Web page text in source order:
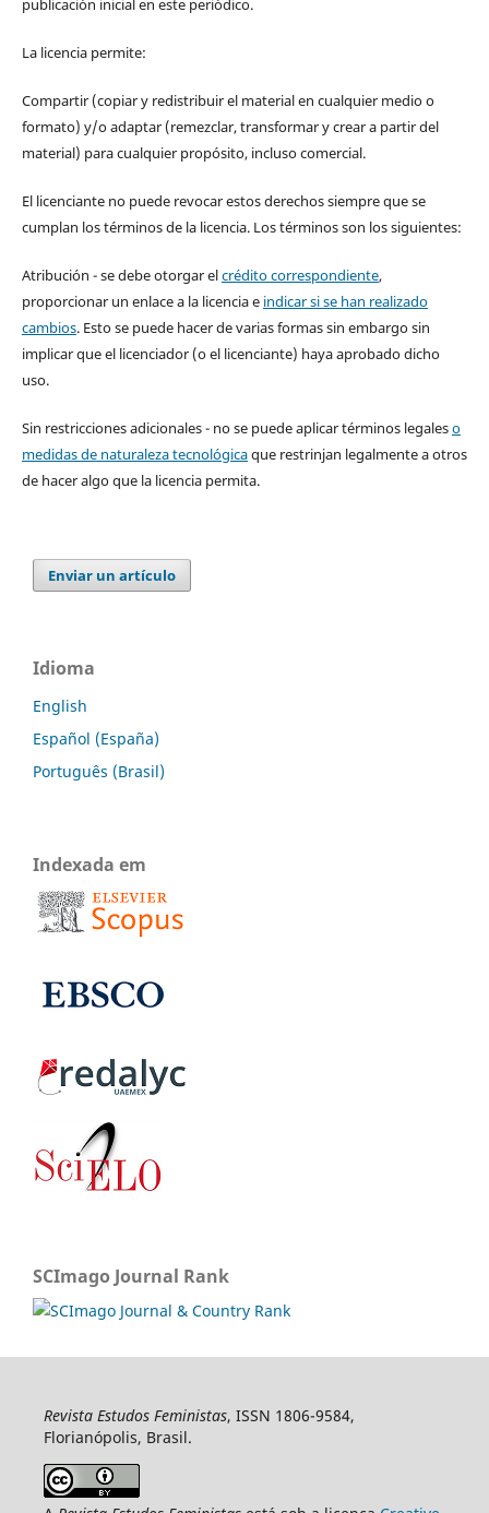
publicación inicial en este periódico.
La licencia permite:
Compartir (copiar y redistribuir el material en cualquier medio o
formato) y/o adaptar (remezclar, transformar y crear a partir del
material) para cualquier propósito, incluso comercial.
El licenciante no puede revocar estos derechos siempre que se
cumplan los términos de la licencia. Los términos son los siguientes:
Atribución - se debe otorgar elcrédito correspondiente,
proporcionar un enlace a la licencia e indicar si se han realizado
cambios. Esto se puede hacer de varias formas sin embargo sin
implicar que el licenciador (o el licenciante) haya aprobado dicho
uso.
Sin restricciones adicionales - no se puede aplicar términos legaleso
medidas de naturaleza tecnológicaque restrinjan legalmente a otros
de hacer algo que la licencia permita.
Enviar un artículo
Idioma
English
Español (España)
Português (Brasil)
Indexada em
SCImago Journal Rank
Revista Estudos Feministas, ISSN 1806-9584,
Florianópolis, Brasil.